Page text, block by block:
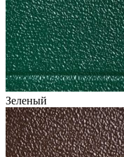
Зеленый